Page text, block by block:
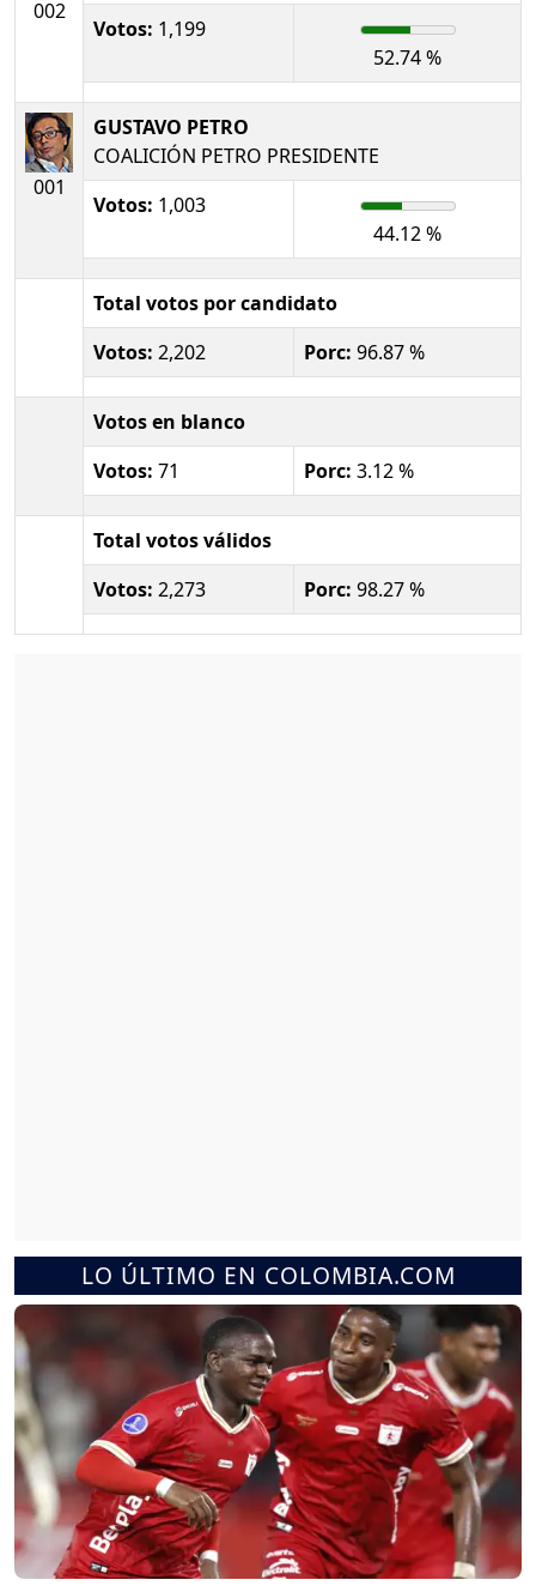
002
Votos: 1,199
52.74 %
001
GUSTAVO PETRO
COALICIÓN PETRO PRESIDENTE
Votos: 1,003
44.12 %
Total votos por candidato
Votos: 2,202 Porc: 96.87 %
Votos en blanco
Votos: 71 Porc: 3.12 %
Total votos válidos
Votos: 2,273 Porc: 98.27 %
LO ÚLTIMO EN COLOMBIA.COM